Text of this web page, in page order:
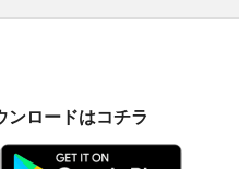
ンロードはコチラ